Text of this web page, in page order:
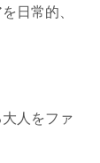
日常的、
人をファ